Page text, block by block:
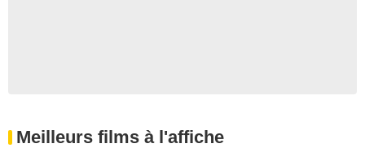
Meilleurs films à l'affiche